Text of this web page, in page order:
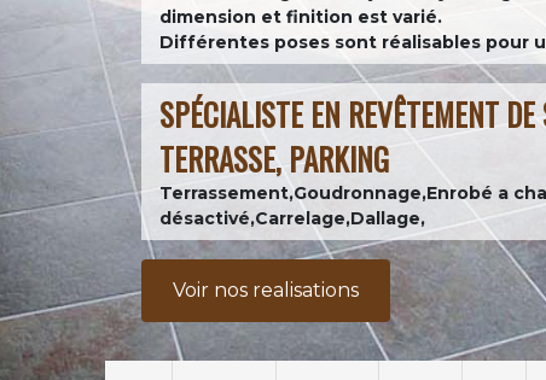
dimension et finition est varié.
Différentes poses sont réalisables pour
SPÉCIALISTE EN REVÊTEMENT
TERRASSE, PARKING
Terrassement,Goudronnage,Enrobé a
désactivé,Carrelage,Dallage,
Voir nos realisations